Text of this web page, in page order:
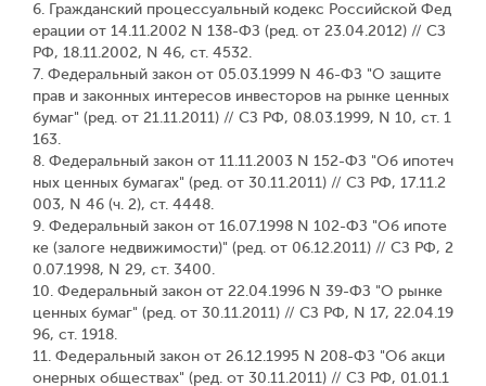
6. Гражданский процессуальный кодекс Российской Фед
ерации от 14.11.2002 N 138-ФЗ (ред. от 23.04.2012) // СЗ
РФ, 18.11.2002, N 46, ст. 4532.
7. Федеральный закон от 05.03.1999 N 46-ФЗ "О защите
прав и законных интересов инвесторов на рынке ценных
бумаг" (ред. от 21.11.2011) // СЗ РФ, 08.03.1999, N 10, ст. 1
163.
8. Федеральный закон от 11.11.2003 N 152-ФЗ "Об ипотеч
ных ценных бумагах" (ред. от 30.11.2011) // СЗ РФ, 17.11.2
003, N 46 (ч. 2), ст. 4448.
9. Федеральный закон от 16.07.1998 N 102-ФЗ "Об ипоте
ке (залоге недвижимости)" (ред. от 06.12.2011) // СЗ РФ, 2
0.07.1998, N 29, ст. 3400.
10. Федеральный закон от 22.04.1996 N 39-ФЗ "О рынке
ценных бумаг" (ред. от 30.11.2011) // СЗ РФ, N 17, 22.04.19
96, ст. 1918.
11. Федеральный закон от 26.12.1995 N 208-ФЗ "Об акци
онерных обществах" (ред. от 30.11.2011) // СЗ РФ, 01.01.1